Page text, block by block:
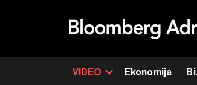
VIDEO Ekonomija